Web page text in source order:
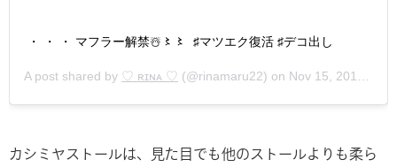
・ ・ ・ マフラー解禁☃️〻〻 ♯マツエク復活 ♯デコ出し
A post shared by ♡ ʀɪɴᴀ ︎♡ (@rinamaru22) on Nov 15, 2018 at 6:16am PST
カシミヤストールは、見た目でも他のストールよりも柔ら